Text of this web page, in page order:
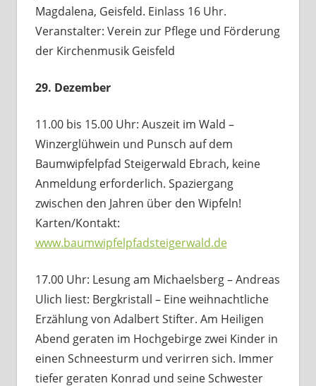
Magdalena, Geisfeld. Einlass 16 Uhr.
Veranstalter: Verein zur Pflege und Förderung
der Kirchenmusik Geisfeld
29. Dezember
11.00 bis 15.00 Uhr: Auszeit im Wald –
Winzerglühwein und Punsch auf dem
Baumwipfelpfad Steigerwald Ebrach, keine
Anmeldung erforderlich. Spaziergang
zwischen den Jahren über den Wipfeln!
Karten/Kontakt:
www.baumwipfelpfadsteigerwald.de
17.00 Uhr: Lesung am Michaelsberg – Andreas
Ulich liest: Bergkristall – Eine weihnachtliche
Erzählung von Adalbert Stifter. Am Heiligen
Abend geraten im Hochgebirge zwei Kinder in
einen Schneesturm und verirren sich. Immer
tiefer geraten Konrad und seine Schwester